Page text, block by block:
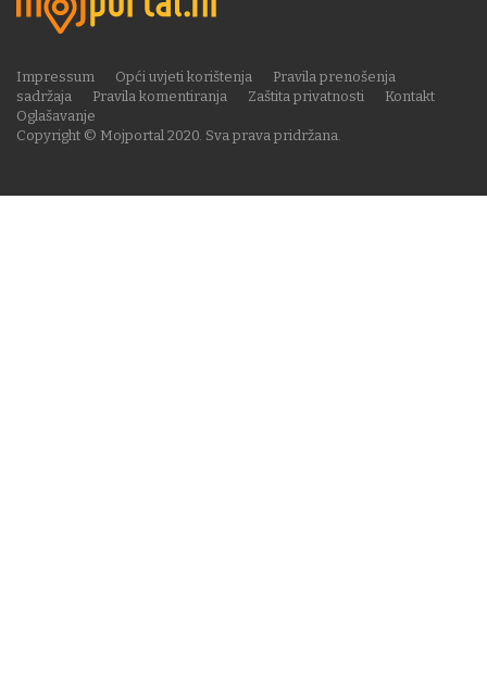
Copyright © Mojportal 2020. Sva prava pridržana.
Impressum Opći uvjeti korištenja
Pravila prenošenja
sadržaja
Pravila komentiranja Zaštita privatnosti
Kontakt
Oglašavanje